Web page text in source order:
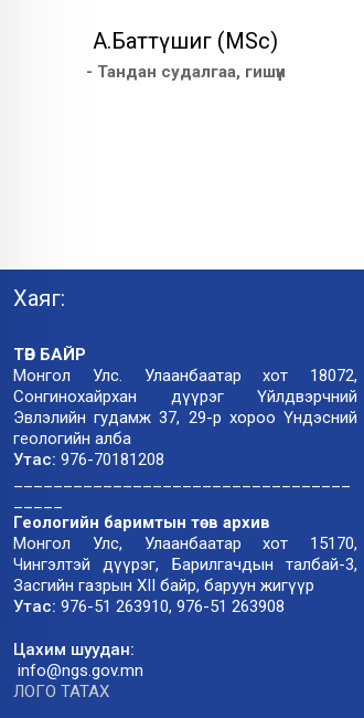
А.Баттүшиг (MSc)
- Тандан судалгаа, гишүүн
Хаяг:
ТӨВ БАЙР
Монгол Улс. Улаанбаатар хот 18072,
Сонгинохайрхан дүүрэг Үйлдвэрчний
Эвлэлийн гудамж 37, 29-р хороо Үндэсний
геологийн алба
Утас: 976-70181208
Геологийн баримтын төв архив
Монгол Улс, Улаанбаатар хот 15170,
Чингэлтэй дүүрэг, Барилгачдын талбай-3,
Засгийн газрын XII байр, баруун жигүүр
Утас: 976-51 263910, 976-51 263908
Цахим шуудан:
info@ngs.gov.mn
ЛОГО ТАТАХ